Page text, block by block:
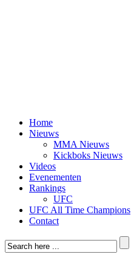
Home
Nieuws
MMA Nieuws
Kickboks Nieuws
Videos
Evenementen
Rankings
UFC
UFC All Time Champions
Contact